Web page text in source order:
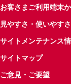
お客さまご利用端末
見やすさ・使いやす
サイトメンテナンス
サイトマップ
ご意見・ご要望